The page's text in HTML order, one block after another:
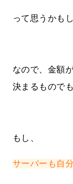
って思うかも
なので、金額
決まるもので
もし、
サーバーも自